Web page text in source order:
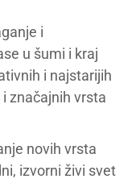
i
u šumi i kraj
i najstarijih
značajnih vrsta
novih vrsta
izvorni živi svet